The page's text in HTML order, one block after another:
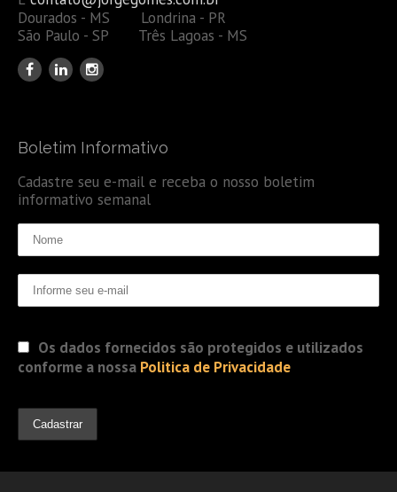
Dourados - MS Londrina - PR
São Paulo - SP Três Lagoas - MS
Boletim Informativo
Cadastre seu e-mail e receba o nosso boletim
informativo semanal
Os dados fornecidos são protegidos e utilizados
conforme a nossa Politica de Privacidade